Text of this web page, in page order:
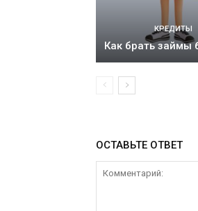
КРЕДИТЫ
Как брать займы
ОСТАВЬТЕ ОТВЕТ